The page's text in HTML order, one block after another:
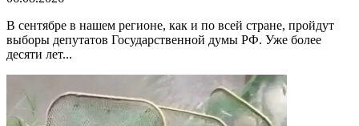
В сентябре в нашем регионе, как и по всей стране, пройдут
выборы депутатов Государственной думы РФ. Уже более
десяти лет...